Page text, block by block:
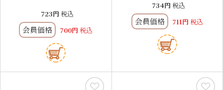
723 税込
会員価格 700 税込
734 税込
会員価格 711 税込